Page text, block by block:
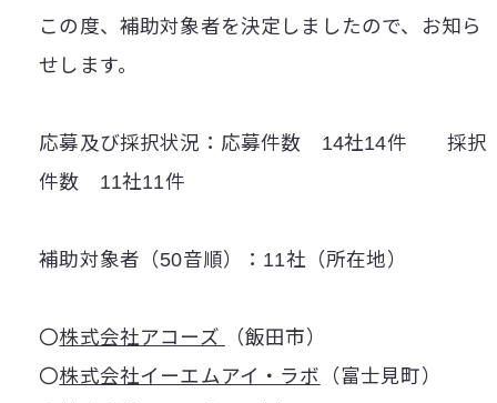
この度、補助対象者を決定しましたので、お知ら
せします。
応募及び採択状況：応募件数 14社14件 採択
件数 11社11件
補助対象者（50音順）：11社（所在地）
〇株式会社アコーズ
（飯田市）
〇株式会社イーエムアイ・ラボ （富士見町）